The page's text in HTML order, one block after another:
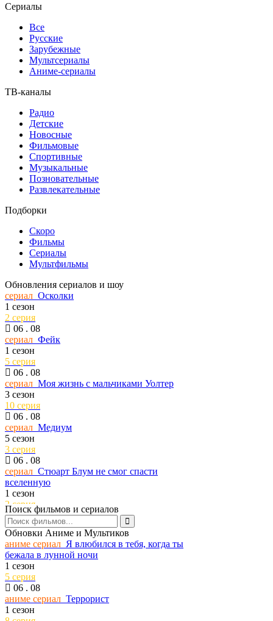
Сериалы
Все
Русские
Зарубежные
Мультсериалы
Аниме-сериалы
ТВ-каналы
Радио
Детские
Новосные
Фильмовые
Спортивные
Музыкальные
Позновательные
Развлекательные
Подборки
Скоро
Фильмы
Сериалы
Мультфильмы
Обновления сериалов и шоу
сериал Осколки
1 сезон
2 серия
06 . 08
сериал Фейк
1 сезон
5 серия
06 . 08
сериал Моя жизнь с мальчиками Уолтер
3 сезон
10 серия
06 . 08
сериал Медиум
5 сезон
3 серия
06 . 08
сериал Стюарт Блум не смог спасти
вселенную
1 сезон
2 серия
06 . 08
сериалИстория его служанки
1 сезон
30 серия
06 . 08
тв шоуВ изоляции
13 сезон
8 серия
06 . 08
сериалКовчег
Поиск фильмов и сериалов
Обновки Аниме и Мультиков
аниме сериал Я влюбился в тебя, когда ты
бежала в лунной ночи
1 сезон
5 серия
06 . 08
аниме сериал Террорист
1 сезон